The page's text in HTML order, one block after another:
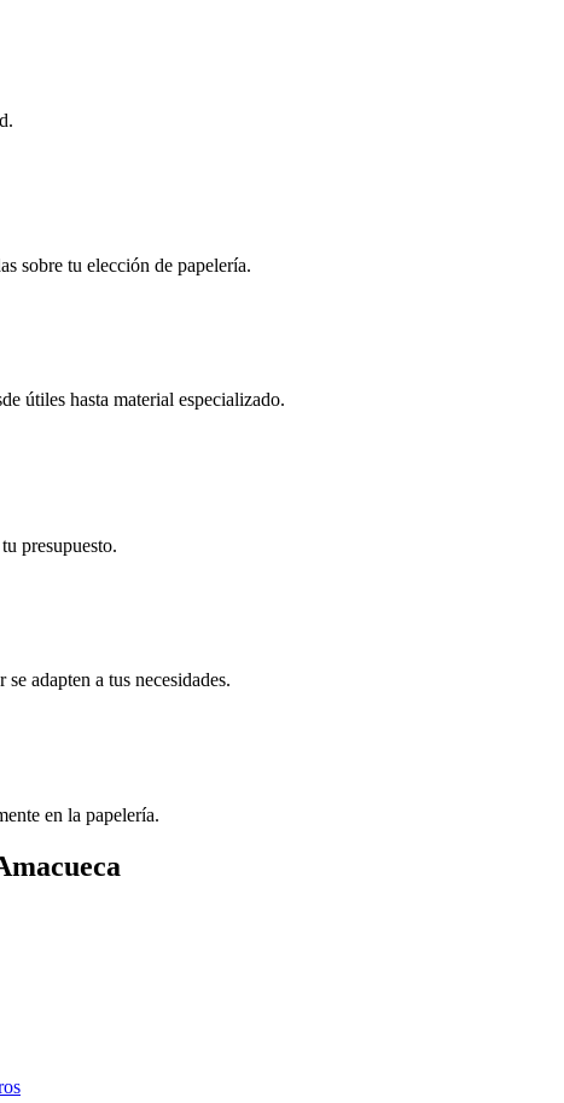
sobre tu elección de papelería.
útiles hasta material especializado.
presupuesto.
adapten a tus necesidades.
en la papelería.